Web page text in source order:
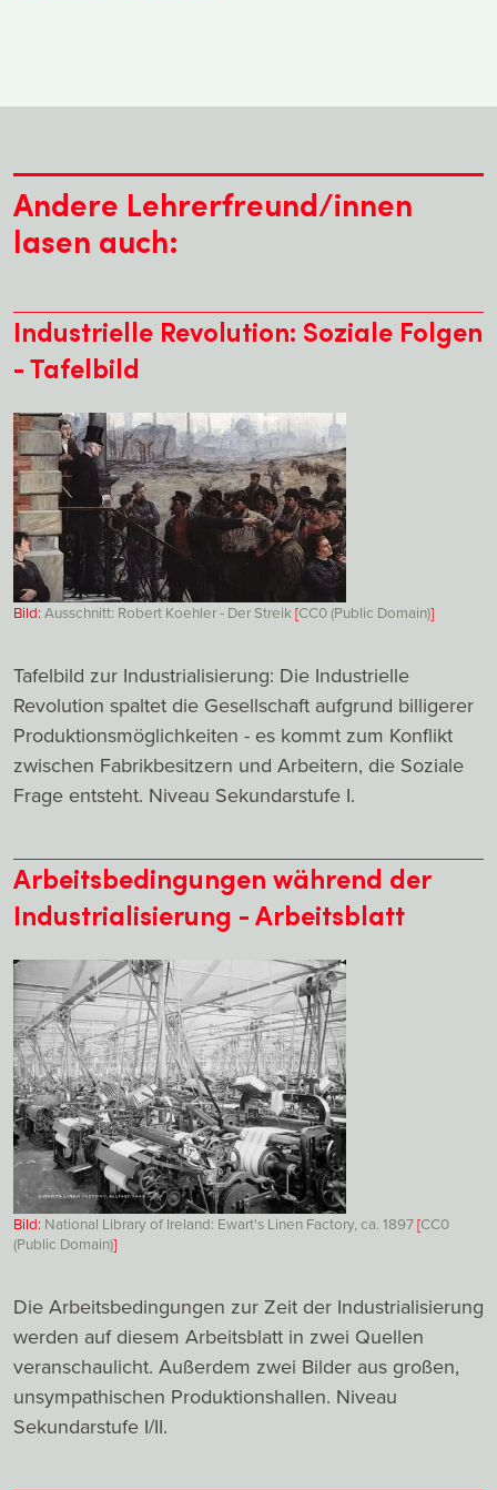
Andere Lehrerfreund/innen
lasen auch:
Industrielle Revolution: Soziale Folgen
- Tafelbild
Bild:Ausschnitt: Robert Koehler - Der Streik[CC0 (Public Domain)]
Tafelbild zur Industrialisierung: Die Industrielle
Revolution spaltet die Gesellschaft aufgrund billigerer
Produktionsmöglichkeiten - es kommt zum Konflikt
zwischen Fabrikbesitzern und Arbeitern, die Soziale
Frage entsteht. Niveau Sekundarstufe I.
Arbeitsbedingungen während der
Industrialisierung - Arbeitsblatt
Bild: National Library of Ireland: Ewart's Linen Factory, ca. 1897[CC0
(Public Domain)]
Die Arbeitsbedingungen zur Zeit der Industrialisierung
werden auf diesem Arbeitsblatt in zwei Quellen
veranschaulicht. Außerdem zwei Bilder aus großen,
unsympathischen Produktionshallen. Niveau
Sekundarstufe I/II.